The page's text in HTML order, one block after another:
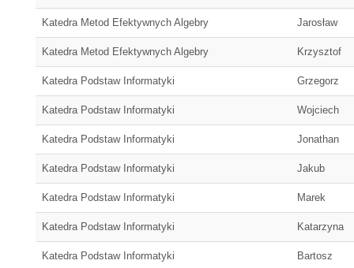
Katedra Metod Efektywnych Algebry Jarosław
Katedra Metod Efektywnych Algebry Krzysztof
Katedra Podstaw Informatyki Grzegorz
Katedra Podstaw Informatyki Wojciech
Katedra Podstaw Informatyki Jonathan
Katedra Podstaw Informatyki Jakub
Katedra Podstaw Informatyki Marek
Katedra Podstaw Informatyki Katarzyna
Katedra Podstaw Informatyki Bartosz